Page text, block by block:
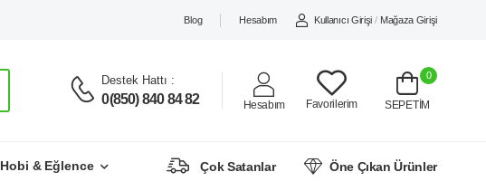
Blog Hesabım Kullanıcı Girişi / Mağaza Girişi
Destek Hattı :
0(850) 840 84 82 Hesabım Favorilerim
0
SEPETİM
Hobi & Eğlence Çok Satanlar Öne Çıkan Ürünler